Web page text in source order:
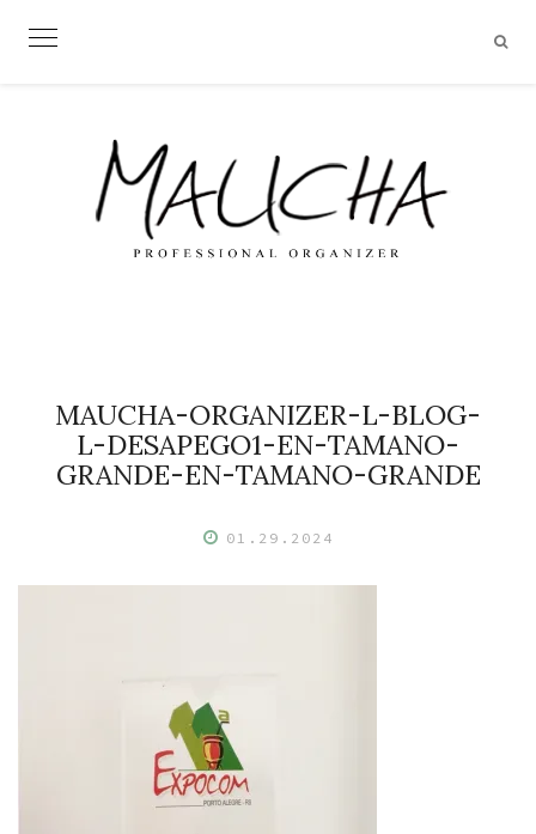
MAUCHA-ORGANIZER-L-BLOG-
L-DESAPEGO1-EN-TAMANO-
GRANDE-EN-TAMANO-GRANDE
01.29.2024